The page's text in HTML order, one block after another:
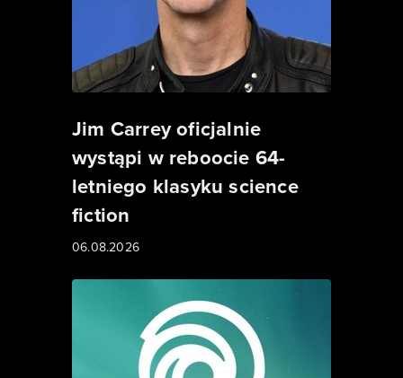
Jim Carrey oficjalnie
wystąpi w reboocie 64-
letniego klasyku science
fiction
06.08.2026